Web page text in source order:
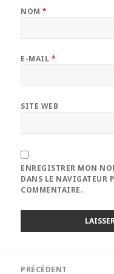
NOM*
E-MAIL *
SITE WEB
ENREGISTRER MON
DANS LE NAVIGATEUR
COMMENTAIRE.
PRÉCÉDENT